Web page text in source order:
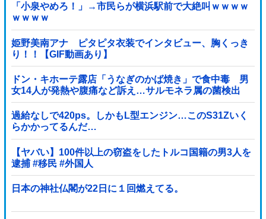
「小泉やめろ！」→市民らが横浜駅前で大絶叫ｗｗｗｗ
ｗｗｗｗ
姫野美南アナ ピタピタ衣装でインタビュー、胸くっき
り！！【GIF動画あり】
ドン・キホーテ露店「うなぎのかば焼き」で食中毒 男
女14人が発熱や腹痛など訴え…サルモネラ属の菌検出
過給なしで420ps。しかもL型エンジン…このS31Zいく
らかかってるんだ…
【ヤバい】100件以上の窃盗をしたトルコ国籍の男3人を
逮捕 #移民 #外国人
日本の神社仏閣が22日に１回燃えてる。